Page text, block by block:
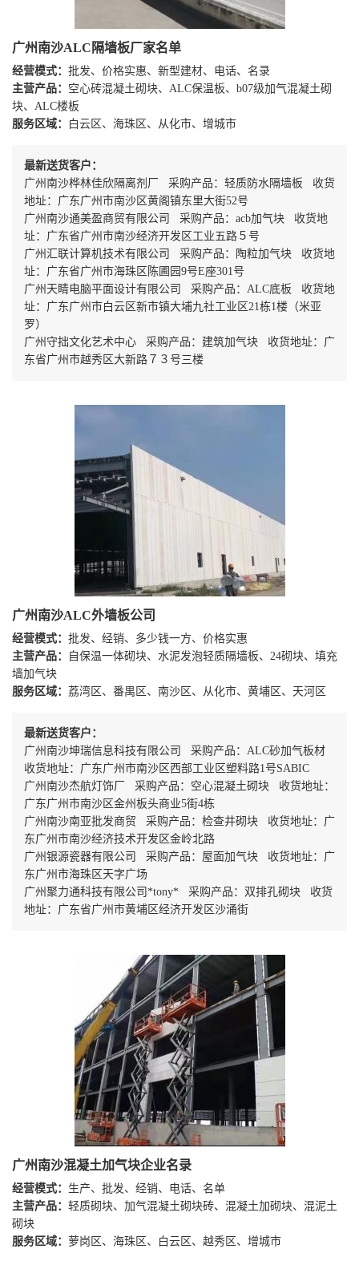
广州南沙ALC隔墙板厂家名单
经营模式： 批发、价格实惠、新型建材、电话、名录
主营产品： 空心砖混凝土砌块、ALC保温板、b07级加气混凝土砌
块、ALC楼板
服务区域：
白云区、海珠区、从化市、增城市
最新送货客户：
广州南沙桦林佳欣隔离剂厂 采购产品：轻质防水隔墙板 收货
地址：广东广州市南沙区黄阁镇东里大街52号
广州南沙通美盈商贸有限公司 采购产品：acb加气块 收货地
址：广东省广州市南沙经济开发区工业五路５号
广州汇联计算机技术有限公司 采购产品：陶粒加气块 收货地
址：广东省广州市海珠区陈圃园9号E座301号
广州天睛电脑平面设计有限公司 采购产品：ALC底板 收货地
址：广东广州市白云区新市镇大埔九社工业区21栋1楼（米亚
罗）
广州守拙文化艺术中心 采购产品：建筑加气块 收货地址：广
东省广州市越秀区大新路７３号三楼
广州南沙ALC外墙板公司
经营模式： 批发、经销、多少钱一方、价格实惠
主营产品：
自保温一体砌块、水泥发泡轻质隔墙板、24砌块、填充
墙加气块
服务区域： 荔湾区、番禺区、南沙区、从化市、黄埔区、天河区
最新送货客户：
广州南沙坤瑞信息科技有限公司 采购产品：ALC砂加气板材
收货地址：广东广州市南沙区西部工业区塑料路1号SABIC
广州南沙杰航灯饰厂 采购产品：空心混凝土砌块 收货地址：
广东广州市南沙区金州板头商业5街4栋
广州南沙南亚批发商贸 采购产品：检查井砌块 收货地址：广
东广州市南沙经济技术开发区金岭北路
广州银源瓷器有限公司 采购产品：屋面加气块 收货地址：广
东广州市海珠区天字广场
广州聚力通科技有限公司*tony* 采购产品：双排孔砌块 收货
地址：广东省广州市黄埔区经济开发区沙涌街
广州南沙混凝土加气块企业名录
经营模式： 生产、批发、经销、电话、名单
主营产品： 轻质砌块、加气混凝土砌块砖、混凝土加砌块、混泥土
砌块
服务区域： 萝岗区、海珠区、白云区、越秀区、增城市